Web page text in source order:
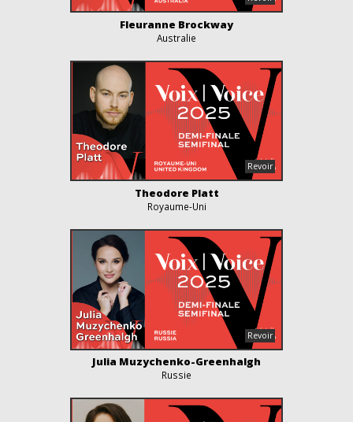
Fleuranne Brockway
Australie
Theodore Platt
Royaume-Uni
Julia Muzychenko-Greenhalgh
Russie